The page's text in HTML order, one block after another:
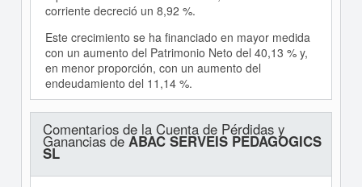
corriente decreció un 8,92 %.
Este crecimiento se ha financiado en mayor medida
con un aumento del Patrimonio Neto del 40,13 % y,
en menor proporción, con un aumento del
endeudamiento del 11,14 %.
Comentarios de la Cuenta de Pérdidas y
Ganancias deABAC SERVEIS PEDAGOGICS
SL